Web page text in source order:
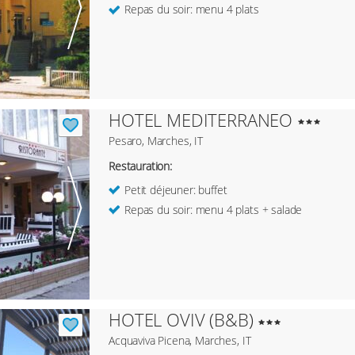
Repas du soir: menu 4 plats
HOTEL MEDITERRANEO
Pesaro, Marches, IT
Restauration:
Petit déjeuner: buffet
Repas du soir: menu 4 plats + salade
HOTEL OVIV (B&B)
Acquaviva Picena, Marches, IT